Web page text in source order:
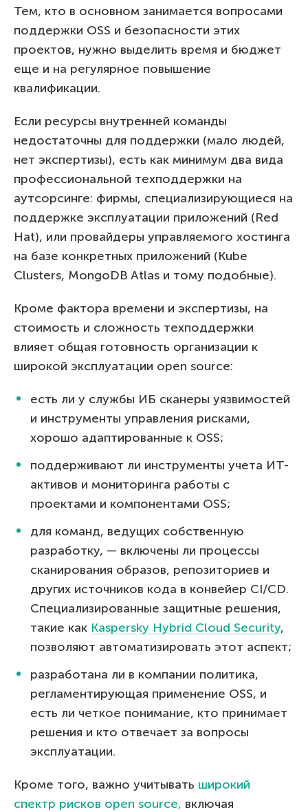
Тем, кто в основном занимается вопросами
поддержки OSS и безопасности этих
проектов, нужно выделить время и бюджет
еще и на регулярное повышение
квалификации.
Если ресурсы внутренней команды
недостаточны для поддержки (мало людей,
нет экспертизы), есть как минимум два вида
профессиональной техподдержки на
аутсорсинге: фирмы, специализирующиеся на
поддержке эксплуатации приложений (Red
Hat), или провайдеры управляемого хостинга
на базе конкретных приложений (Kube
Clusters, MongoDB Atlas и тому подобные).
Кроме фактора времени и экспертизы, на
стоимость и сложность техподдержки
влияет общая готовность организации к
широкой эксплуатации open source:
есть ли у службы ИБ сканеры уязвимостей
и инструменты управления рисками,
хорошо адаптированные к OSS;
поддерживают ли инструменты учета ИТ-
активов и мониторинга работы с
проектами и компонентами OSS;
для команд, ведущих собственную
разработку, — включены ли процессы
сканирования образов, репозиториев и
других источников кода в конвейер CI/CD.
Специализированные защитные решения,
такие как Kaspersky Hybrid Cloud Security,
позволяют автоматизировать этот аспект;
разработана ли в компании политика,
регламентирующая применение OSS, и
есть ли четкое понимание, кто принимает
решения и кто отвечает за вопросы
эксплуатации.
Кроме того, важно учитывать широкий
спектр рисков open source, включая